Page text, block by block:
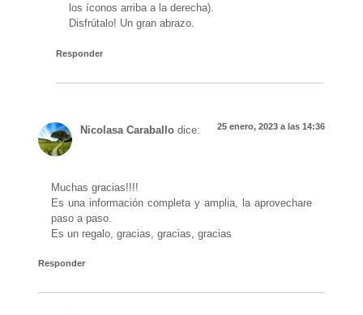
los íconos arriba a la derecha).
Disfrútalo! Un gran abrazo.
Responder
Nicolasa Caraballo dice: 25 enero, 2023 a las 14:36
Muchas gracias!!!!
Es una información completa y amplia, la aprovechare
paso a paso.
Es un regalo, gracias, gracias, gracias
Responder